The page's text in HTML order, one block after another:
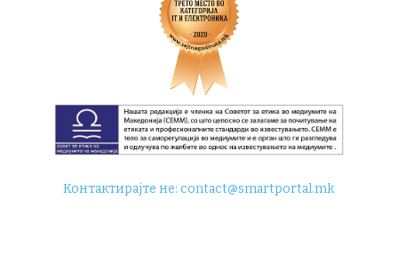
Контактирајте не:contact@smartportal.mk